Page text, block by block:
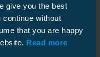
give you the best
continue without
that you are happy
Read more
Niiden etsintää
asia kuin
puhelimen